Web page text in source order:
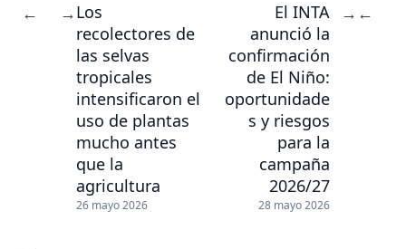
← →Los
recolectores de
las selvas
tropicales
intensificaron el
uso de plantas
mucho antes
que la
agricultura
26 mayo 2026
El INTA
anunció la
confirmación
de El Niño:
oportunidade
s y riesgos
para la
campaña
2026/27
28 mayo 2026
→ ←